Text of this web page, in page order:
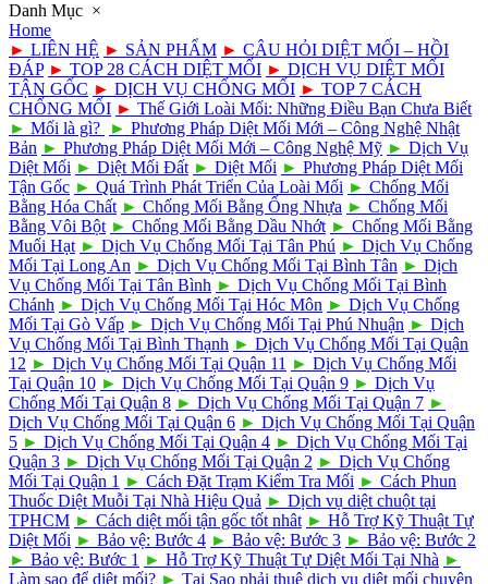
Danh Mục ×
Home
► LIÊN HỆ ► SẢN PHẨM ► CÂU HỎI DIỆT MỐI – HỒI
ĐÁP ► TOP 28 CÁCH DIỆT MỐI ► DỊCH VỤ DIỆT MỐI
TẬN GỐC ► DỊCH VỤ CHỐNG MỐI ► TOP 7 CÁCH
CHỐNG MỐI ► Thế Giới Loài Mối: Những Điều Bạn Chưa Biết
► Mối là gì? ► Phương Pháp Diệt Mối Mới – Công Nghệ Nhật
Bản ► Phương Pháp Diệt Mối Mới – Công Nghệ Mỹ ► Dịch Vụ
Diệt Mối ► Diệt Mối Đất ► Diệt Mối ► Phương Pháp Diệt Mối
Tận Gốc ► Quá Trình Phát Triển Của Loài Mối ► Chống Mối
Bằng Hóa Chất ► Chống Mối Bằng Ống Nhựa ► Chống Mối
Bằng Vôi Bột ► Chống Mối Bằng Dầu Nhớt ► Chống Mối Bằng
Muối Hạt ► Dịch Vụ Chống Mối Tại Tân Phú ► Dịch Vụ Chống
Mối Tại Long An ► Dịch Vụ Chống Mối Tại Bình Tân ► Dịch
Vụ Chống Mối Tại Tân Bình ► Dịch Vụ Chống Mối Tại Bình
Chánh ► Dịch Vụ Chống Mối Tại Hóc Môn ► Dịch Vụ Chống
Mối Tại Gò Vấp ► Dịch Vụ Chống Mối Tại Phú Nhuận ► Dịch
Vụ Chống Mối Tại Bình Thạnh ► Dịch Vụ Chống Mối Tại Quận
12 ► Dịch Vụ Chống Mối Tại Quận 11 ► Dịch Vụ Chống Mối
Tại Quận 10 ► Dịch Vụ Chống Mối Tại Quận 9 ► Dịch Vụ
Chống Mối Tại Quận 8 ► Dịch Vụ Chống Mối Tại Quận 7 ►
Dịch Vụ Chống Mối Tại Quận 6 ► Dịch Vụ Chống Mối Tại Quận
5 ► Dịch Vụ Chống Mối Tại Quận 4 ► Dịch Vụ Chống Mối Tại
Quận 3 ► Dịch Vụ Chống Mối Tại Quận 2 ► Dịch Vụ Chống
Mối Tại Quận 1 ► Cách Đặt Trạm Kiểm Tra Mối ► Cách Phun
Thuốc Diệt Muỗi Tại Nhà Hiệu Quả ► Dịch vụ diệt chuột tại
TPHCM ► Cách diệt mối tận gốc tốt nhât ► Hỗ Trợ Kỹ Thuật Tự
Diệt Mối ► Bảo vệ: Bước 4 ► Bảo vệ: Bước 3 ► Bảo vệ: Bước 2
► Bảo vệ: Bước 1 ► Hỗ Trợ Kỹ Thuật Tự Diệt Mối Tại Nhà ►
Làm sao để diệt mối? ► Tại Sao phải thuê dịch vụ diệt mối chuyên